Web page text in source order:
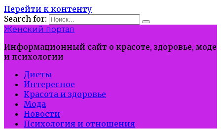
Перейти к контенту
Search for:
Женский портал
Информационный сайт о красоте, здоровье, моде
и психологии
Диеты
Интересное
Красота и здоровье
Мода
Новости
Психология и отношения